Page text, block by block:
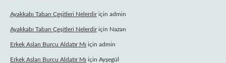
Ayakkabı Taban Çeşitleri Nelerdiriçin admin
Ayakkabı Taban Çeşitleri Nelerdiriçin Nazan
Erkek Aslan Burcu Aldatır Mı için admin
Erkek Aslan Burcu Aldatır Mı için Ayşegül